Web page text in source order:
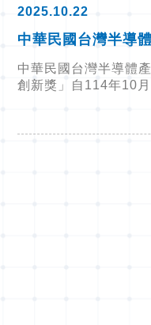
2025.10.22
中華民國台灣半導
體設備創新獎」自
中華民國台灣半導體
創新獎」自114年10